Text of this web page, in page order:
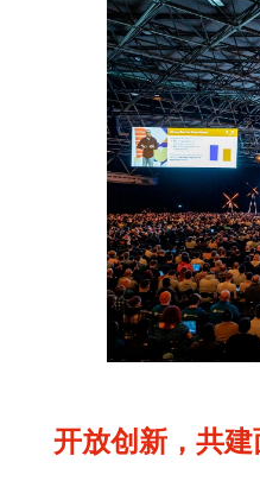
开放创新，共